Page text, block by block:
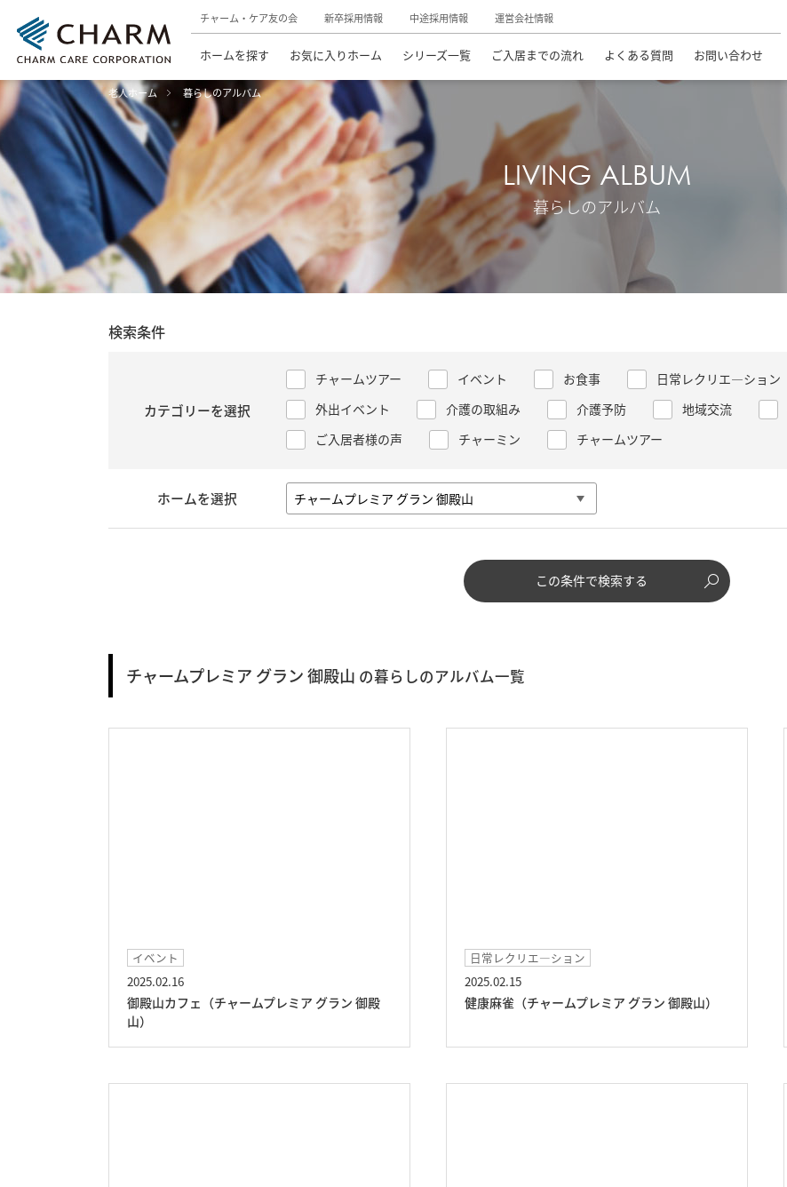
チャーム・ケア友の会 新卒採用情報 中途採用情報 運営会社情報
ホームを探す お気に入りホーム シリーズ一覧 ご入居までの流れ よくある質問 お問い合わせ
老人ホーム 暮らしのアルバム
LIVING ALBUM
暮らしのアルバム
検索条件
カテゴリーを選択
チャームツアー イベント お食事 日常レクリエ―ション
外出イベント
介護の取組み 介護予防 地域交流
ご入居者様の声
チャーミン チャームツアー
ホームを選択
この条件で検索する
チャームプレミア グラン 御殿山 の暮らしのアルバム一覧
イベント
2025.02.16
御殿山カフェ（チャームプレミア グラン 御殿
山）
日常レクリエ―ション
2025.02.15
健康麻雀（チャームプレミア グラン 御殿山）